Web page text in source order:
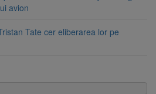
avion
Tate cer eliberarea lor pe